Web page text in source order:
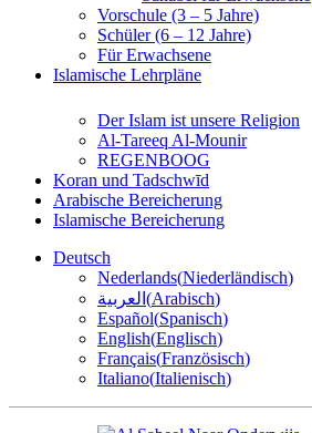
Vorschule (3 – 5 Jahre)
Schüler (6 – 12 Jahre)
Für Erwachsene
Islamische Lehrpläne
Der Islam ist unsere Religion
Al-Tareeq Al-Mounir
REGENBOOG
Koran und Tadschwīd
Arabische Bereicherung
Islamische Bereicherung
Deutsch
Nederlands(Niederländisch)
العربية (Arabisch)
Español(Spanisch)
English(Englisch)
Français(Französisch)
Italiano(Italienisch)